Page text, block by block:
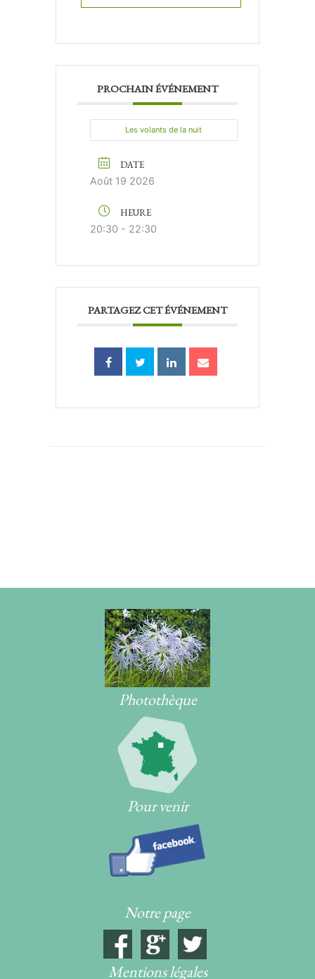
PROCHAIN ÉVÉNEMENT
Les volants de la nuit
DATE
Août 19 2026
HEURE
20:30 - 22:30
PARTAGEZ CET ÉVÉNEMENT
Photothèque
Pour venir
Notre page
Mentions légales